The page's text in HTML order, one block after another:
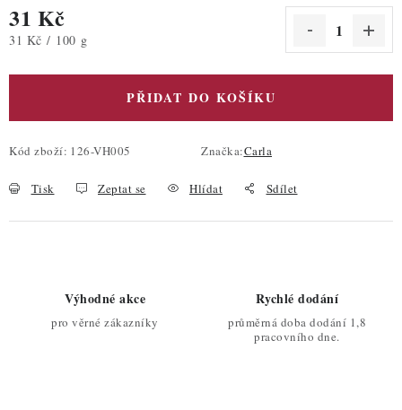
31 Kč
Měrná cena:
31 Kč / 100 g
PŘIDAT DO KOŠÍKU
Kód zboží: 126-VH005 Značka:Carla
Tisk Zeptat se Hlídat Sdílet
Výhodné akce
pro věrné zákazníky
Rychlé dodání
průměrná doba dodání 1,8
pracovního dne.